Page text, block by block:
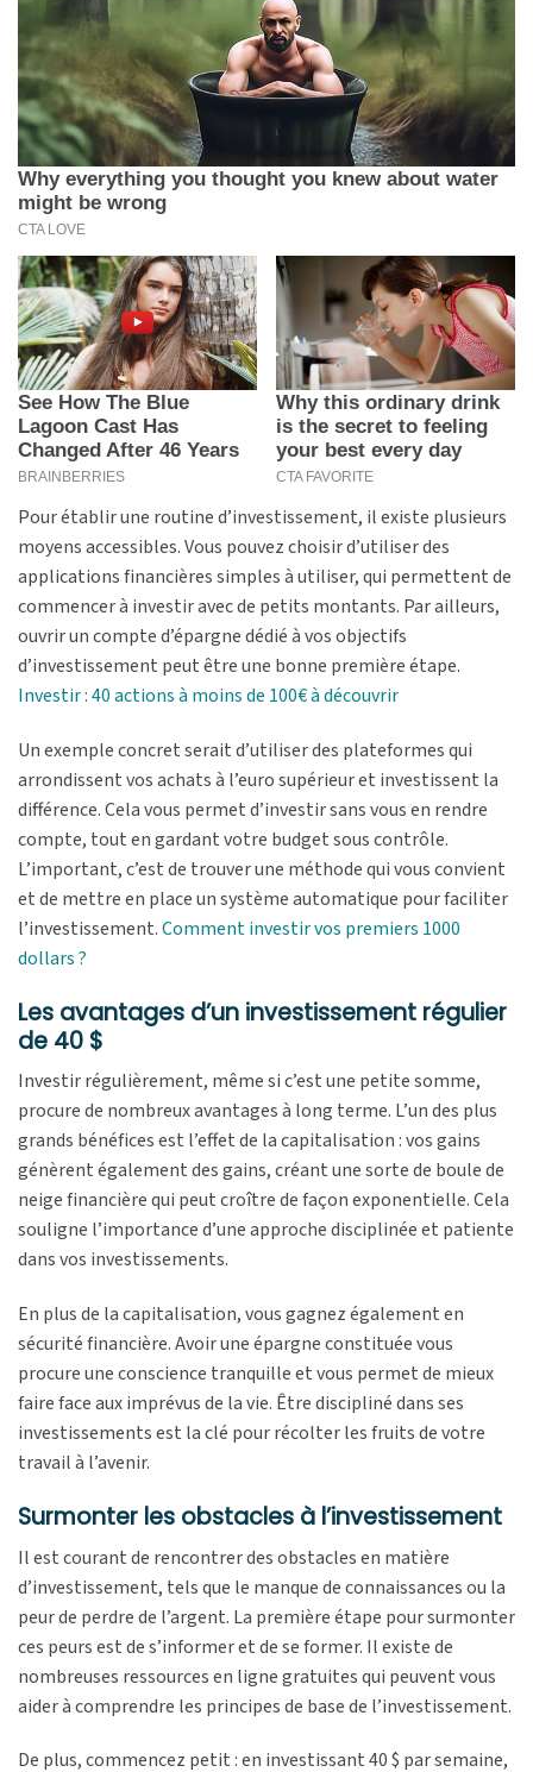
Pour établir une routine d’investissement, il existe plusieurs
moyens accessibles. Vous pouvez choisir d’utiliser des
applications financières simples à utiliser, qui permettent de
commencer à investir avec de petits montants. Par ailleurs,
ouvrir un compte d’épargne dédié à vos objectifs
d’investissement peut être une bonne première étape.
Investir : 40 actions à moins de 100€ à découvrir
Un exemple concret serait d’utiliser des plateformes qui
arrondissent vos achats à l’euro supérieur et investissent la
différence. Cela vous permet d’investir sans vous en rendre
compte, tout en gardant votre budget sous contrôle.
L’important, c’est de trouver une méthode qui vous convient
et de mettre en place un système automatique pour faciliter
l’investissement.Comment investir vos premiers 1000
dollars ?
Les avantages d’un investissement régulier
de 40 $
Investir régulièrement, même si c’est une petite somme,
procure de nombreux avantages à long terme. L’un des plus
grands bénéfices est l’effet de la capitalisation : vos gains
génèrent également des gains, créant une sorte de boule de
neige financière qui peut croître de façon exponentielle. Cela
souligne l’importance d’une approche disciplinée et patiente
dans vos investissements.
En plus de la capitalisation, vous gagnez également en
sécurité financière. Avoir une épargne constituée vous
procure une conscience tranquille et vous permet de mieux
faire face aux imprévus de la vie. Être discipliné dans ses
investissements est la clé pour récolter les fruits de votre
travail à l’avenir.
Surmonter les obstacles à l’investissement
Il est courant de rencontrer des obstacles en matière
d’investissement, tels que le manque de connaissances ou la
peur de perdre de l’argent. La première étape pour surmonter
ces peurs est de s’informer et de se former. Il existe de
nombreuses ressources en ligne gratuites qui peuvent vous
aider à comprendre les principes de base de l’investissement.
De plus, commencez petit : en investissant 40 $ par semaine,